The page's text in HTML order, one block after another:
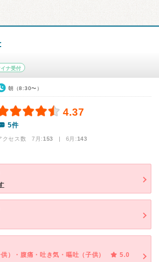
イナ受付
朝（8:30〜）
4.37
5件
クセス数 7月:153 | 6月:143
）・腹痛・吐き気・嘔吐（子供）
5.0